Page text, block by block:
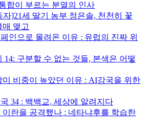
합이 부르는 분열의 인사
]21세 딸기 농부 정은솔, 천천히 꽃
매 맺고
인으로 몰려온 이유 : 유럽의 진짜 위
14: 구분할 수 없는 것들, 본색은 어떻
비중이 높았던 이유 : AI강국을 위한
34 : 백백교, 세상에 알려지다
란을 공격했나 : 네타냐후를 학습한